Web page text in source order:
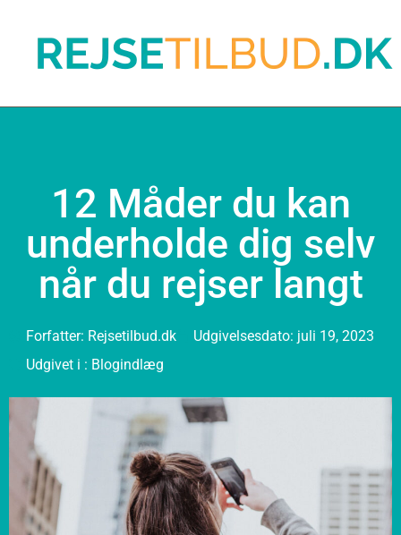
12 Måder du kan
underholde dig selv
når du rejser langt
Forfatter: Rejsetilbud.dk Udgivelsesdato: juli 19, 2023
Udgivet i : Blogindlæg